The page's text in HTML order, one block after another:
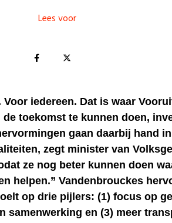
Lees voor
iedereen. Dat is waar
toekomst te kunnen doen,
gaan daarbij hand
zegt minister van
ze nog beter kunnen doen
helpen.” Vandenbrouckes
op drie pijlers: (1) focus op
samenwerking en (3) meer